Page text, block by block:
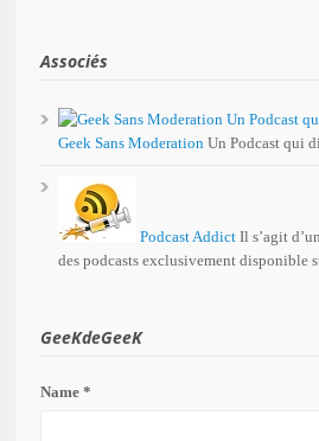
Associés
Geek Sans Moderation Un Podcast qui
Podcast Addict Il s’agit
des podcasts exclusivement disponible
GeeKdeGeeK
Name *